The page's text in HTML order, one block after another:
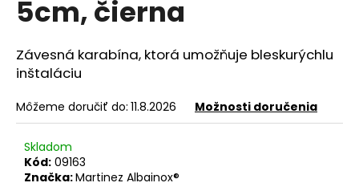
5cm, čierna
Závesná karabína, ktorá umožňuje bleskurýchlu
inštaláciu
Môžeme doručiť do: 11.8.2026 Možnosti doručenia
Skladom
Kód: 09163
Značka:Martinez Albainox®
á
s
ť
?
HĽADAŤ